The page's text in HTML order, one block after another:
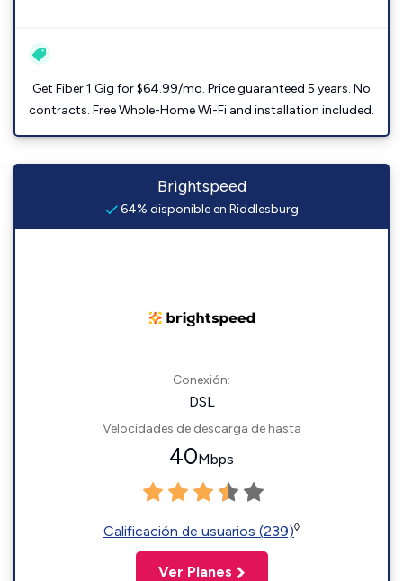
Get Fiber 1 Gig for $64.99/mo. Price guaranteed 5 years. No
contracts. Free Whole-Home Wi-Fi and installation included.
Brightspeed
64% disponible en Riddlesburg
Conexión:
DSL
Velocidades de descarga de hasta
40Mbps
Calificación de usuarios (239)◊
Ver Planes